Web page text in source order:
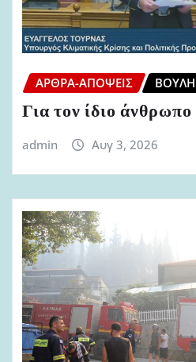
ΆΡΘΡΑ-ΑΠΌΨΕΙΣ ΒΟΥΛΉ
Για τον ίδιο
admin Αυγ 3, 2026